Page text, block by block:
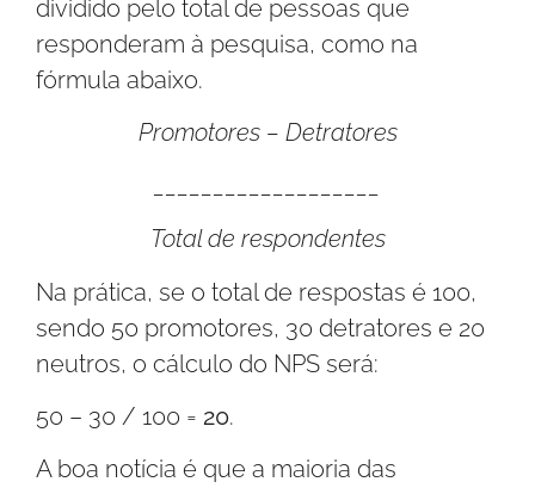
dividido pelo total de pessoas que
responderam à pesquisa, como na
fórmula abaixo.
Promotores – Detratores
Total de respondentes
Na prática, se o total de respostas é 100,
sendo 50 promotores, 30 detratores e 20
neutros, o cálculo do NPS será:
50 – 30 / 100 = 20.
A boa notícia é que a maioria das